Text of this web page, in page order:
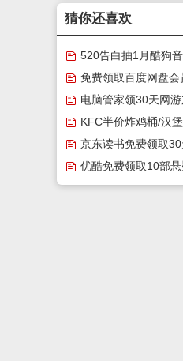
猜你还喜欢
520告白抽1月酷狗
免费领取百度网盘会
电脑管家领30天网
KFC半价炸鸡桶/汉
京东读书免费领取
优酷免费领取10部